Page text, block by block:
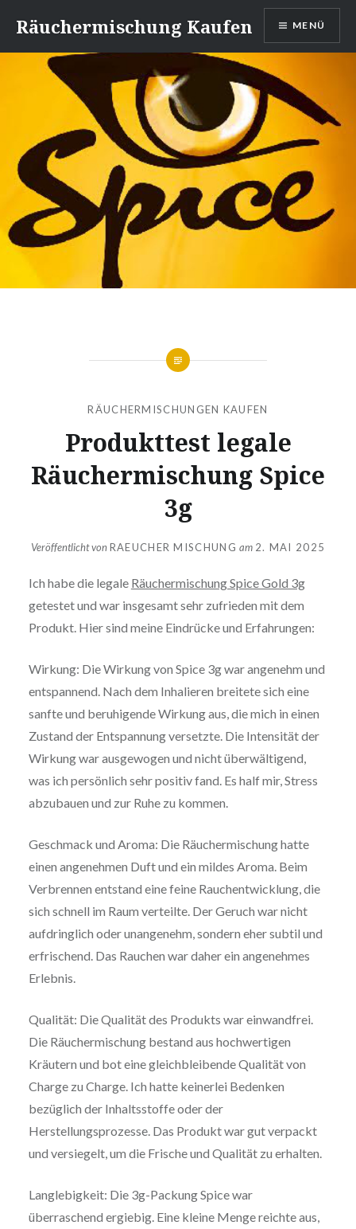
zum
Inhalt
Räuchermischung Kaufen MENÜ
RÄUCHERMISCHUNGEN KAUFEN
Produkttest legale
Räuchermischung Spice
3g
Veröffentlicht vonRAEUCHER MISCHUNG am 2. MAI 2025
Ich habe die legale Räuchermischung Spice Gold 3g
getestet und war insgesamt sehr zufrieden mit dem
Produkt. Hier sind meine Eindrücke und Erfahrungen:
Wirkung: Die Wirkung von Spice 3g war angenehm und
entspannend. Nach dem Inhalieren breitete sich eine
sanfte und beruhigende Wirkung aus, die mich in einen
Zustand der Entspannung versetzte. Die Intensität der
Wirkung war ausgewogen und nicht überwältigend,
was ich persönlich sehr positiv fand. Es half mir, Stress
abzubauen und zur Ruhe zu kommen.
Geschmack und Aroma: Die Räuchermischung hatte
einen angenehmen Duft und ein mildes Aroma. Beim
Verbrennen entstand eine feine Rauchentwicklung, die
sich schnell im Raum verteilte. Der Geruch war nicht
aufdringlich oder unangenehm, sondern eher subtil und
erfrischend. Das Rauchen war daher ein angenehmes
Erlebnis.
Qualität: Die Qualität des Produkts war einwandfrei.
Die Räuchermischung bestand aus hochwertigen
Kräutern und bot eine gleichbleibende Qualität von
Charge zu Charge. Ich hatte keinerlei Bedenken
bezüglich der Inhaltsstoffe oder der
Herstellungsprozesse. Das Produkt war gut verpackt
und versiegelt, um die Frische und Qualität zu erhalten.
Langlebigkeit: Die 3g-Packung Spice war
überraschend ergiebig. Eine kleine Menge reichte aus,